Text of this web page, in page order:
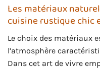
Les matériaux
cuisine rustique chic
Le choix des matériaux
l’atmosphère
Dans cet art de vivre